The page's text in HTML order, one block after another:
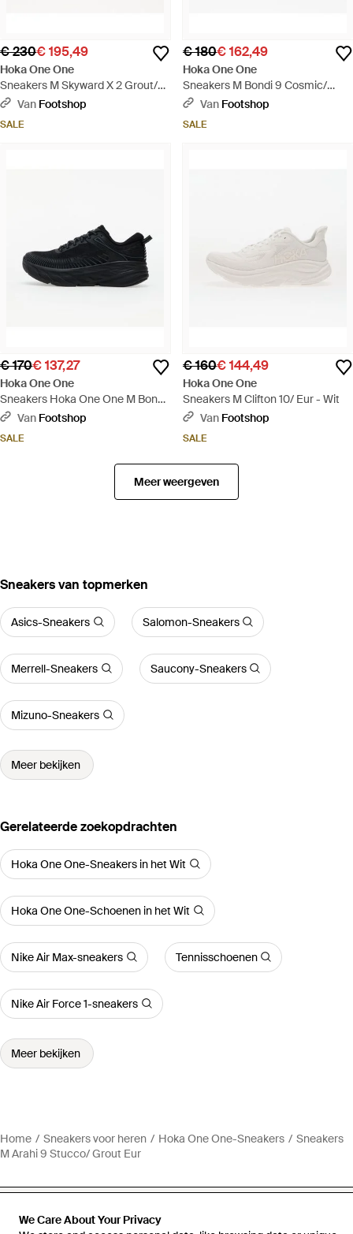
We Care About Your Privacy
€ 230€ 195,49
Hoka One One
Sneakers M Skyward X 2 Grout/
Cobalt Eur - Blauw
Van Footshop
SALE
€ 180€ 162,49
Hoka One One
Sneakers M Bondi 9 Cosmic/
Stardust Eur - Wit
Van Footshop
SALE
€ 170€ 137,27
Hoka One One
Sneakers Hoka One One M Bondi
7/ Eur - Zwart
Van Footshop
SALE
€ 160€ 144,49
Hoka One One
Sneakers M Clifton 10/ Eur - Wit
Van Footshop
SALE
Meer weergeven
‪Sneakers‬ van topmerken
Asics-Sneakers Salomon-Sneakers
Merrell-Sneakers Saucony-Sneakers
Mizuno-Sneakers
Meer bekijken
Gerelateerde zoekopdrachten
Hoka One One-Sneakers in het Wit
Hoka One One-Schoenen in het Wit
Nike Air Max-sneakers Tennisschoenen
Nike Air Force 1-sneakers
Meer bekijken
Home Sneakers voor heren Hoka One One-Sneakers
Sneakers
M Arahi 9 Stucco/ Grout Eur